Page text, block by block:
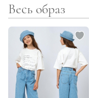
- поливискозная
- фактурная трендовая
Для создания
горчичного жакета
молочного жакета
Весь образ